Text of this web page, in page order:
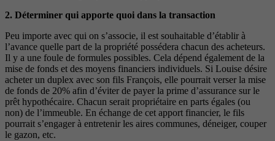
2. Déterminer qui apporte quoi dans la transaction
Peu importe avec qui on s’associe, il est souhaitable d’établir à
l’avance quelle part de la propriété possédera chacun des acheteurs.
Il y a une foule de formules possibles. Cela dépend également de la
mise de fonds et des moyens financiers individuels. Si Louise désire
acheter un duplex avec son fils François, elle pourrait verser la mise
de fonds de 20% afin d’éviter de payer la prime d’assurance sur le
prêt hypothécaire. Chacun serait propriétaire en parts égales (ou
non) de l’immeuble. En échange de cet apport financier, le fils
pourrait s’engager à entretenir les aires communes, déneiger, couper
le gazon, etc.